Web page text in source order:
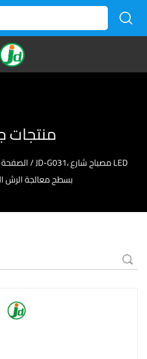
منتجات
الصفحة/JD-G031، مصباح شارع LED
بسطح معالجة الرش